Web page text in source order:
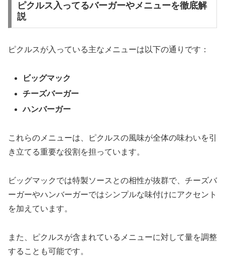
ピクルス入ってるバーガーやメニューを徹底解
説
ピクルスが入っている主なメニューは以下の通りです：
ビッグマック
チーズバーガー
ハンバーガー
これらのメニューは、ピクルスの風味が全体の味わいを引
き立てる重要な役割を担っています。
ビッグマックでは特製ソースとの相性が抜群で、チーズバ
ーガーやハンバーガーではシンプルな味付けにアクセント
を加えています。
また、ピクルスが含まれているメニューに対して量を調整
することも可能です。